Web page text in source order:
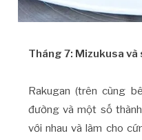
Tháng 7: Mizukusa và
Rakugan (trên cùng
đường và một số
với nhau và làm cho